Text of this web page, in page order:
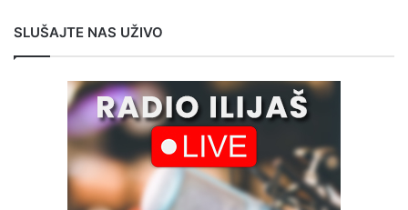
SLUŠAJTE NAS UŽIVO